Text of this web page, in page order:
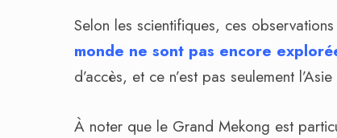
Selon les scientifiques, ces
monde ne sont pas encore
d’accès, et ce n’est pas seulement
À noter que le Grand Mekong est